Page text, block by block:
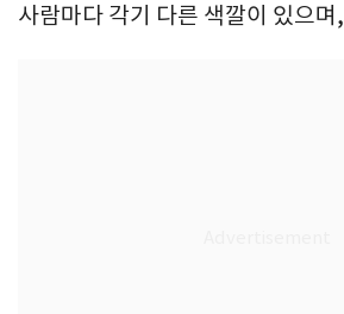
사람마다 각기 다른 색깔이 있으며,